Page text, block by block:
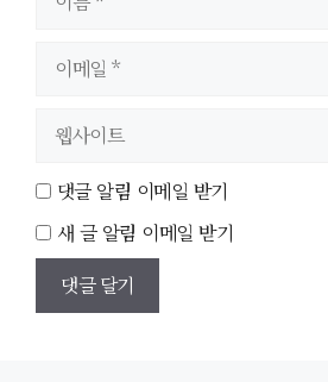
이
트
댓글 알림 이메일 받기
새 글 알림 이메일 받기